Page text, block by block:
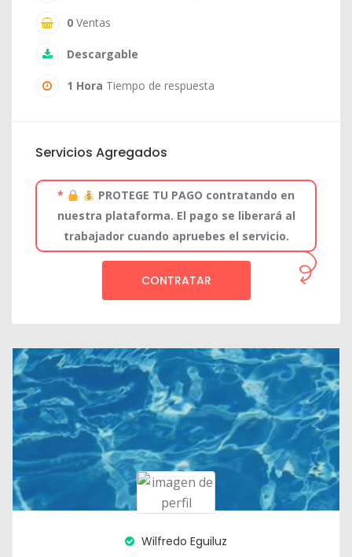
0 Ventas
Descargable
1 Hora Tiempo de respuesta
Servicios Agregados
*
PROTEGE TU PAGO contratando en
nuestra plataforma. El pago se liberará al
trabajador cuando apruebes el servicio.
CONTRATAR
Wilfredo Eguiluz